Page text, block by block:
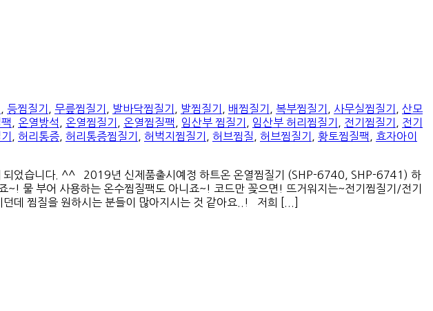
등찜질기 무릎찜질기 발바닥찜질기 발찜질기 배찜질기 복부찜질기 사무실찜질기
산모
온열방석 온열찜질기 온열찜질팩 임산부 찜질기 임산부 허리찜질기 전기찜질기
전기
허리통증 허리통증찜질기 허벅지찜질기 허브찜질 허브찜질기 황토찜질팩
효자아이
되었습니다. ^^ 2019년 신제품출시예정 하트온 온열찜질기 (SHP-6740, SHP-6741) 하
물 부어 사용하는 온수찜질팩도 아니죠~! 코드만 꽂으면! 뜨거워지는~전기찜질기/전기
데 찜질을 원하시는 분들이 많아지시는 것 같아요..! 저희 [...]